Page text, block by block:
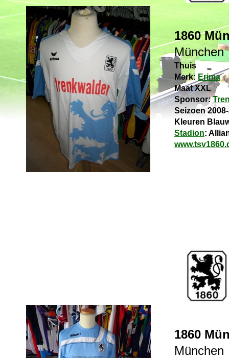
1860
München
Thuis
Merk: Erima
Maat XXL
Sponsor:
Seizoen
Kleuren
Stadion:
1860
München